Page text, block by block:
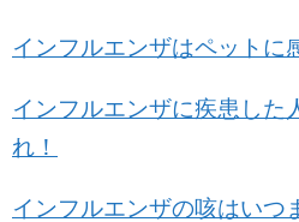
インフルエンザはペットに
インフルエンザに疾患した
れ！
インフルエンザの咳はいつ